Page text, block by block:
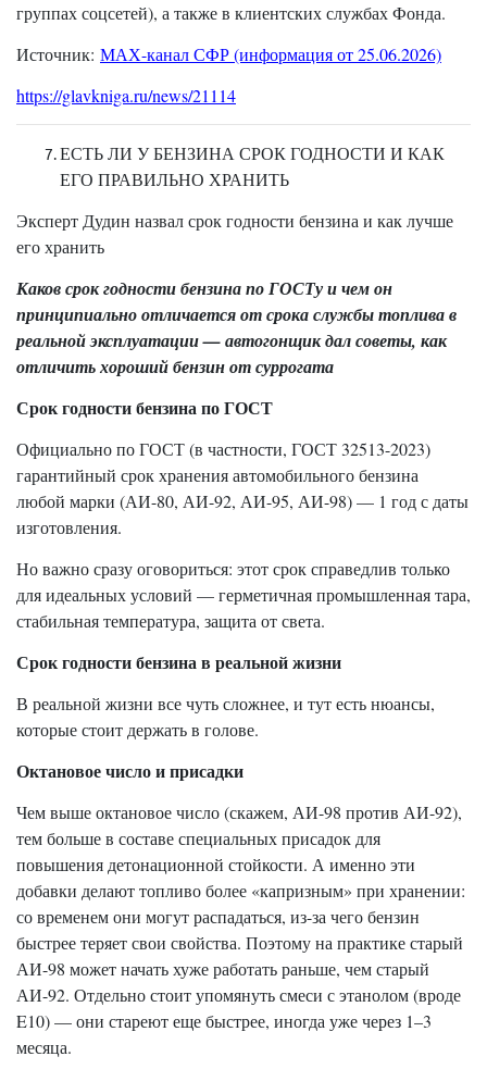
группах соцсетей), а также в клиентских службах Фонда.
Источник: МАХ-канал СФР (информация от 25.06.2026)
https://glavkniga.ru/news/21114
ЕСТЬ ЛИ У БЕНЗИНА СРОК ГОДНОСТИ И КАК
ЕГО ПРАВИЛЬНО ХРАНИТЬ
Эксперт Дудин назвал срок годности бензина и как лучше
его хранить
Каков срок годности бензина по ГОСТу и чем он
принципиально отличается от срока службы топлива в
реальной эксплуатации — автогонщик дал советы, как
отличить хороший бензин от суррогата
Срок годности бензина по ГОСТ
Официально по ГОСТ (в частности, ГОСТ 32513-2023)
гарантийный срок хранения автомобильного бензина
любой марки (АИ-80, АИ-92, АИ-95, АИ-98) — 1 год с даты
изготовления.
Но важно сразу оговориться: этот срок справедлив только
для идеальных условий — герметичная промышленная тара,
стабильная температура, защита от света.
Срок годности бензина в реальной жизни
В реальной жизни все чуть сложнее, и тут есть нюансы,
которые стоит держать в голове.
Октановое число и присадки
Чем выше октановое число (скажем, АИ-98 против АИ-92),
тем больше в составе специальных присадок для
повышения детонационной стойкости. А именно эти
добавки делают топливо более «капризным» при хранении:
со временем они могут распадаться, из-за чего бензин
быстрее теряет свои свойства. Поэтому на практике старый
АИ-98 может начать хуже работать раньше, чем старый
АИ-92. Отдельно стоит упомянуть смеси с этанолом (вроде
E10) — они стареют еще быстрее, иногда уже через 1–3
месяца.